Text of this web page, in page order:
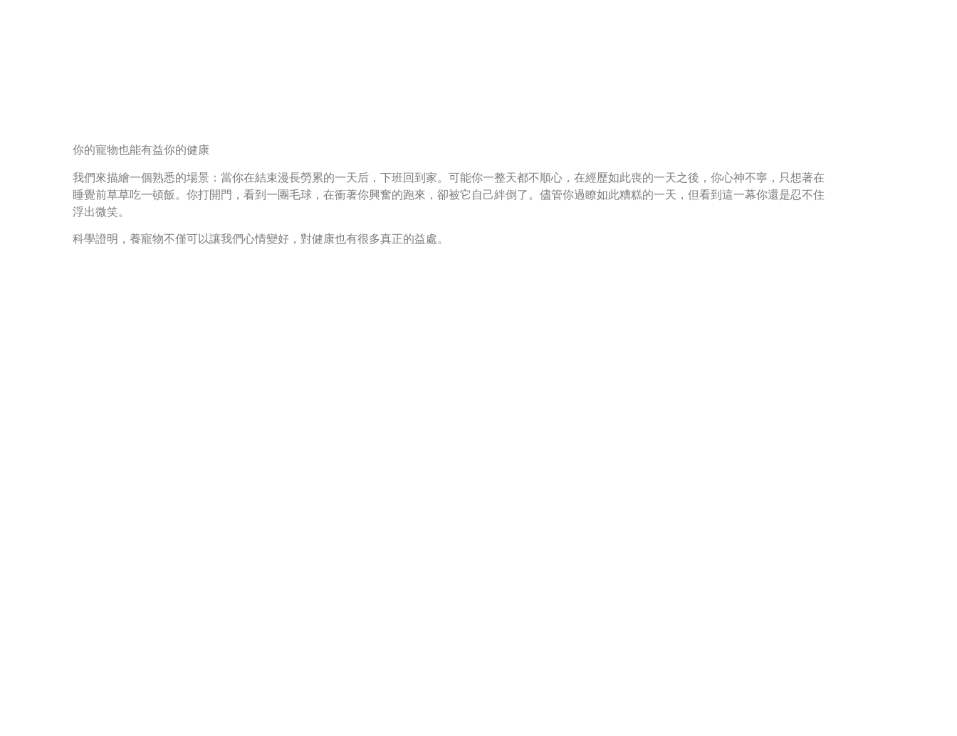
你的寵物也能有益你的健康
我們來描繪一個熟悉的場景：當你在結束漫長勞累的一天后，下班回到家。可能你一整天都不順心，在經歷如此喪的一天之後，你心神不寧，只想著在
睡覺前草草吃一頓飯。你打開門，看到一團毛球，在衝著你興奮的跑來，卻被它自己絆倒了。儘管你過瞭如此糟糕的一天，但看到這一幕你還是忍不住
浮出微笑。
科學證明，養寵物不僅可以讓我們心情變好，對健康也有很多真正的益處。